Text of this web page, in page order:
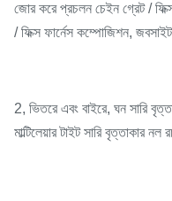
জোর করে প্রচলন চেইন গ্রেট /
/ ফিক্স ফার্নেস কম্পোজিশন, জবসাইট
2, ভিতরে এবং বাইরে, ঘন সারি
মাল্টিলেয়ার টাইট সারি বৃত্তাকার নল